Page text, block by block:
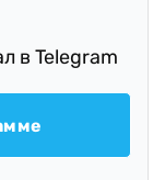
в Telegram